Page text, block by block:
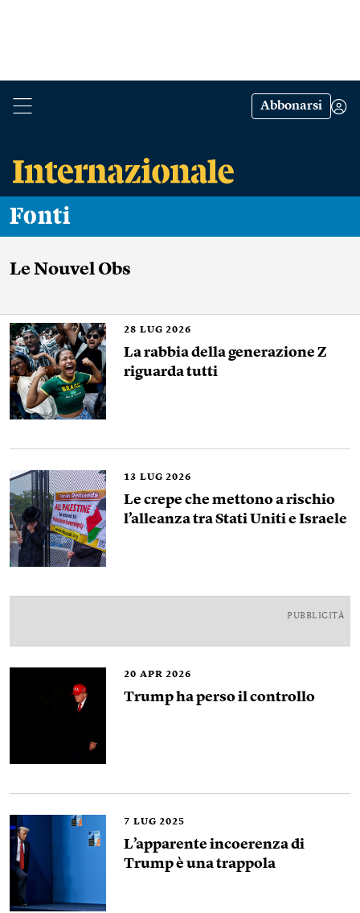
Abbonarsi
Fonti
Le Nouvel Obs
28 LUG 2026
La rabbia della generazione Z
riguarda tutti
13 LUG 2026
Le crepe che mettono a rischio
l’alleanza tra Stati Uniti e Israele
PUBBLICITÀ
20 APR 2026
Trump ha perso il controllo
7 LUG 2025
L’apparente incoerenza di
Trump è una trappola